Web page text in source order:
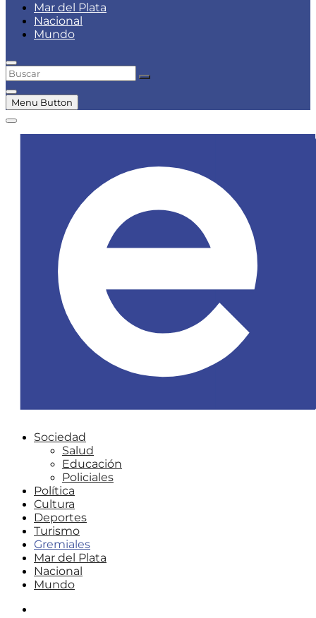
Mar del Plata
Nacional
Mundo
Buscar
Menu Button
Sociedad
Salud
Educación
Policiales
Política
Cultura
Deportes
Turismo
Gremiales
Mar del Plata
Nacional
Mundo